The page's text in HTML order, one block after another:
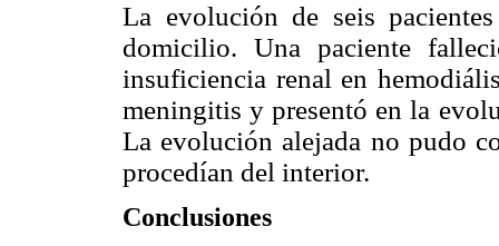
La evolución de seis
domicilio. Una paciente
insuficiencia renal en
meningitis y presentó en la
La evolución alejada no pudo
procedían del interior.
Conclusiones